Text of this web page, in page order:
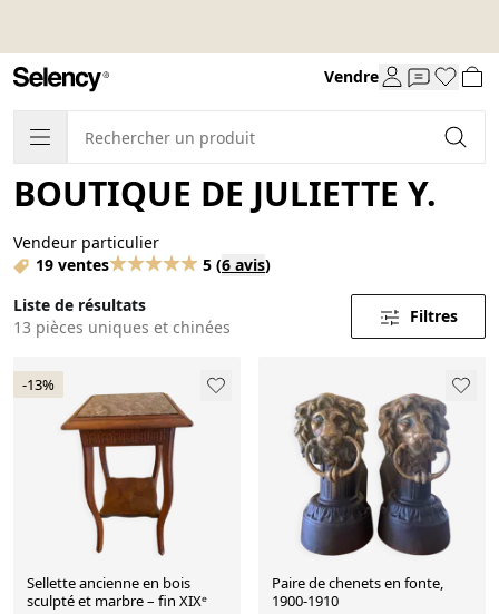
Vendre
BOUTIQUE DE JULIETTE Y.
Vendeur particulier
19 ventes
5 (6 avis)
Liste de résultats
13 pièces uniques et chinées
Filtres
-13%
Sellette ancienne en bois
sculpté et marbre – fin XIXᵉ
Paire de chenets en fonte,
1900-1910